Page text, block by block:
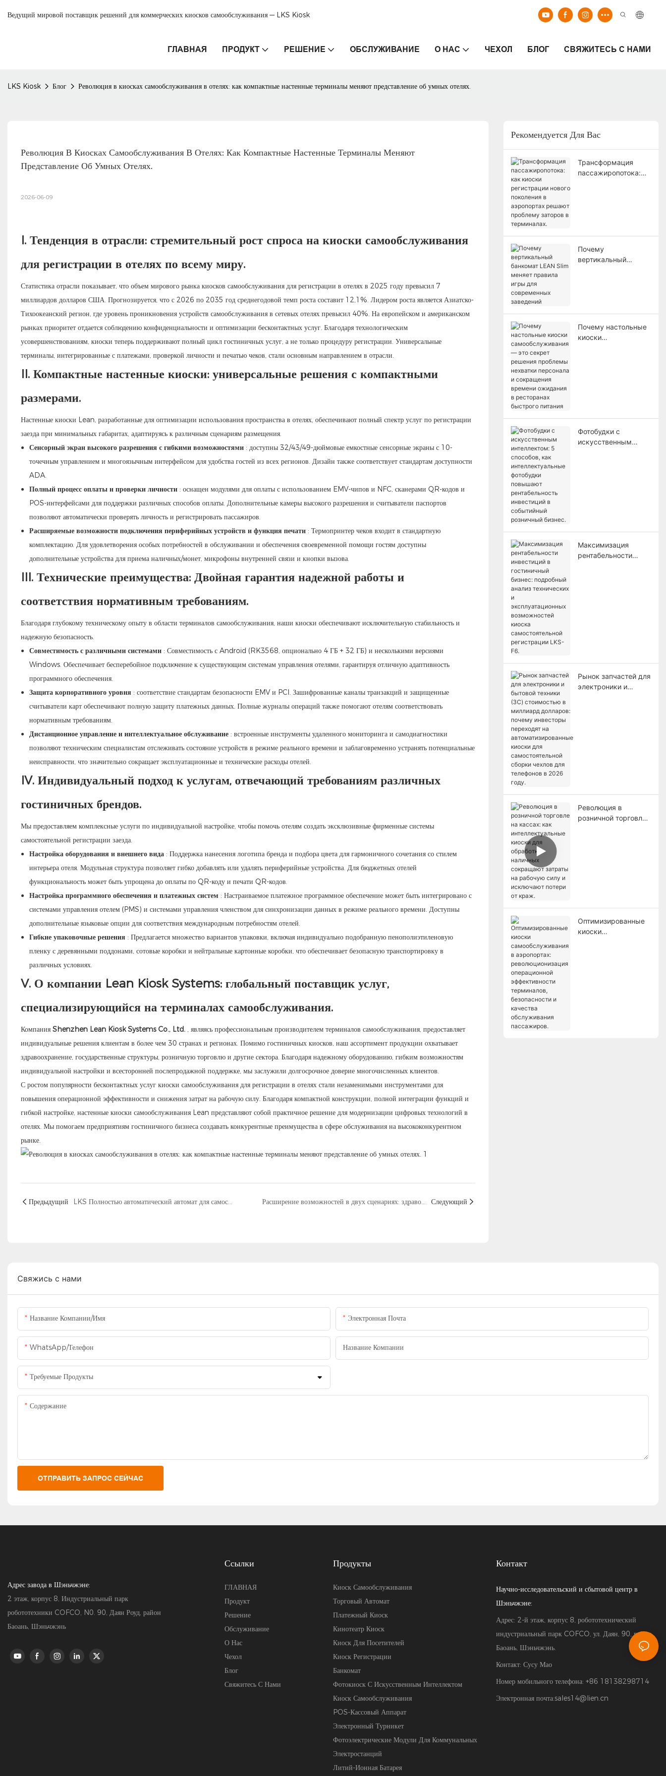
Ведущий мировой поставщик решений для коммерческих киосков самообслуживания — LKS Kiosk
ГЛАВНАЯ ПРОДУКТ РЕШЕНИЕ ОБСЛУЖИВАНИЕ О НАС ЧЕХОЛ БЛОГ СВЯЖИТЕСЬ С НАМИ
LKS Kiosk Блог Революция в киосках самообслуживания в отелях: как компактные настенные терминалы меняют представление об умных отелях.
Революция В Киосках Самообслуживания В Отелях: Как Компактные Настенные Терминалы Меняют
Представление Об Умных Отелях.
2026-06-09
I. Тенденция в отрасли: стремительный рост спроса на киоски самообслуживания
для регистрации в отелях по всему миру.
Статистика отрасли показывает, что объем мирового рынка киосков самообслуживания для регистрации в отелях в 2025 году превысил 7
миллиардов долларов США. Прогнозируется, что с 2026 по 2035 год среднегодовой темп роста составит 12,1%. Лидером роста является Азиатско-
Тихоокеанский регион, где уровень проникновения устройств самообслуживания в сетевых отелях превысил 40%. На европейском и американском
рынках приоритет отдается соблюдению конфиденциальности и оптимизации бесконтактных услуг. Благодаря технологическим
усовершенствованиям, киоски теперь поддерживают полный цикл гостиничных услуг, а не только процедуру регистрации. Универсальные
терминалы, интегрированные с платежами, проверкой личности и печатью чеков, стали основным направлением в отрасли.
II. Компактные настенные киоски: универсальные решения с компактными
размерами.
Настенные киоски Lean, разработанные для оптимизации использования пространства в отелях, обеспечивают полный спектр услуг по регистрации
заезда при минимальных габаритах, адаптируясь к различным сценариям размещения.
Сенсорный экран высокого разрешения с гибкими возможностями: доступны 32/43/49-дюймовые емкостные сенсорные экраны с 10-
точечным управлением и многоязычным интерфейсом для удобства гостей из всех регионов. Дизайн также соответствует стандартам доступности
ADA.
Полный процесс оплаты и проверки личности: оснащен модулями для оплаты с использованием EMV-чипов и NFC, сканерами QR-кодов и
POS-интерфейсами для поддержки различных способов оплаты. Дополнительные камеры высокого разрешения и считыватели паспортов
позволяют автоматически проверять личность и регистрировать пассажиров.
Расширяемые возможности подключения периферийных устройств и функция печати: Термопринтер чеков входит в стандартную
комплектацию. Для удовлетворения особых потребностей в обслуживании и обеспечения своевременной помощи гостям доступны
дополнительные устройства для приема наличных/монет, микрофоны внутренней связи и кнопки вызова.
III. Технические преимущества: Двойная гарантия надежной работы и
соответствия нормативным требованиям.
Благодаря глубокому техническому опыту в области терминалов самообслуживания, наши киоски обеспечивают исключительную стабильность и
надежную безопасность.
Совместимость с различными системами: Совместимость с Android (RK3568, опционально 4 ГБ + 32 ГБ) и несколькими версиями
Windows. Обеспечивает бесперебойное подключение к существующим системам управления отелями, гарантируя отличную адаптивность
программного обеспечения.
Защита корпоративного уровня : соответствие стандартам безопасности EMV и PCI. Зашифрованные каналы транзакций и защищенные
считыватели карт обеспечивают полную защиту платежных данных. Полные журналы операций также помогают отелям соответствовать
нормативным требованиям.
Дистанционное управление и интеллектуальное обслуживание: встроенные инструменты удаленного мониторинга и самодиагностики
позволяют техническим специалистам отслеживать состояние устройств в режиме реального времени и заблаговременно устранять потенциальные
неисправности, что значительно сокращает эксплуатационные и технические расходы отелей.
IV. Индивидуальный подход к услугам, отвечающий требованиям различных
гостиничных брендов.
Мы предоставляем комплексные услуги по индивидуальной настройке, чтобы помочь отелям создать эксклюзивные фирменные системы
самостоятельной регистрации заезда.
Настройка оборудования и внешнего вида: Поддержка нанесения логотипа бренда и подбора цвета для гармоничного сочетания со стилем
интерьера отеля. Модульная структура позволяет гибко добавлять или удалять периферийные устройства. Для бюджетных отелей
функциональность может быть упрощена до оплаты по QR-коду и печати QR-кодов.
Настройка программного обеспечения и платежных систем : Настраиваемое платежное программное обеспечение может быть интегрировано с
системами управления отелем (PMS) и системами управления членством для синхронизации данных в режиме реального времени. Доступны
дополнительные языковые опции для соответствия международным потребностям отелей.
Гибкие упаковочные решения : Предлагается множество вариантов упаковки, включая индивидуально подобранную пенополиэтиленовую
пленку с деревянными поддонами, сотовые коробки и нейтральные картонные коробки, что обеспечивает безопасную транспортировку в
различных условиях.
V. О компании Lean Kiosk Systems: глобальный поставщик услуг,
специализирующийся на терминалах самообслуживания.
Компания Shenzhen Lean Kiosk Systems Co., Ltd., являясь профессиональным производителем терминалов самообслуживания, предоставляет
индивидуальные решения клиентам в более чем 30 странах и регионах. Помимо гостиничных киосков, наш ассортимент продукции охватывает
здравоохранение, государственные структуры, розничную торговлю и другие сектора. Благодаря надежному оборудованию, гибким возможностям
индивидуальной настройки и всесторонней послепродажной поддержке, мы заслужили долгосрочное доверие многочисленных клиентов.
С ростом популярности бесконтактных услуг киоски самообслуживания для регистрации в отелях стали незаменимыми инструментами для
повышения операционной эффективности и снижения затрат на рабочую силу. Благодаря компактной конструкции, полной интеграции функций и
гибкой настройке, настенные киоски самообслуживания Lean представляют собой практичное решение для модернизации цифровых технологий в
отелях. Мы помогаем предприятиям гостиничного бизнеса создавать конкурентные преимущества в сфере обслуживания на высококонкурентном
рынке.
Предыдущий LKS Полностью автоматический автомат для самостоятельной сборки чехлов для телефонов: руководство по зарубежным инвестициям Расширение возможностей в двух сценариях: здравоохранение и государственные услуги. Оптимизация эффективности работы государственных служб за счет высокоэффективных киосков самообслуживания для печати и сканирования. Следующий
Рекомендуется Для Вас
Трансформация
пассажиропотока:
терминалах.
Почему
вертикальный
Почему настольные
киоски
быстрого питания
Фотобудки с
искусственным
Максимизация
рентабельности
Рынок запчастей для
электроники и
Революция в
розничной торговле
Оптимизированные
киоски
Свяжись с нами
Название Компании/Имя Электронная Почта
WhatsApp/Телефон Название Компании
Требуемые Продукты
Содержание
ОТПРАВИТЬ ЗАПРОС СЕЙЧАС
Адрес завода в Шэньчжэне:
2 этаж, корпус 8, Индустриальный парк
робототехники COFCO, N0. 90, Даян Роуд, район
Баоань, Шэньчжэнь
Ссылки
ГЛАВНАЯ
Продукт
Решение
Обслуживание
О Нас
Чехол
Блог
Свяжитесь С Нами
Продукты
Киоск Самообслуживания
Торговый Автомат
Платежный Киоск
Кинотеатр Киоск
Киоск Для Посетителей
Киоск Регистрации
Банкомат
Фотокиоск С Искусственным Интеллектом
Киоск Самообслуживания
POS-Кассовый Аппарат
Электронный Турникет
Фотоэлектрические Модули Для Коммунальных
Электростанций
Литий-Ионная Батарея
Контакт
Научно-исследовательский и сбытовой центр в
Шэньчжэне:
Адрес: 2-й этаж, корпус 8, робототехнический
индустриальный парк COFCO, ул. Даян, 90, район
Баоань, Шэньчжэнь.
Контакт: Сусу Мао
Номер мобильного телефона: +86 18138298714
Электронная почта:sales14@lien.cn